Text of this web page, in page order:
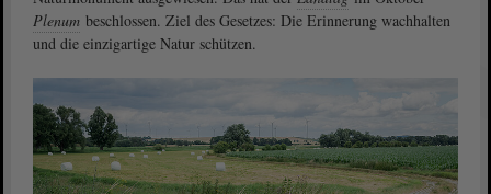
Plenum beschlossen. Ziel des Gesetzes: Die Erinnerung wachhalten
und die einzigartige Natur schützen.